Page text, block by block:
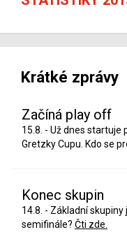
Krátké zprávy
Začíná play off
15.8. - Už dnes startuje
Gretzky Cupu. Kdo se
Konec skupin
14.8. - Základní
semifinále? Čti zde.